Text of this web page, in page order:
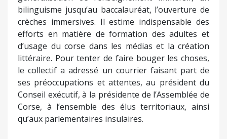
bilinguisme jusqu’au baccalauréat, l’ouverture de
crèches immersives. Il estime indispensable des
efforts en matière de formation des adultes et
d’usage du corse dans les médias et la création
littéraire. Pour tenter de faire bouger les choses,
le collectif a adressé un courrier faisant part de
ses préoccupations et attentes, au président du
Conseil exécutif, à la présidente de l’Assemblée de
Corse, à l’ensemble des élus territoriaux, ainsi
qu’aux parlementaires insulaires.